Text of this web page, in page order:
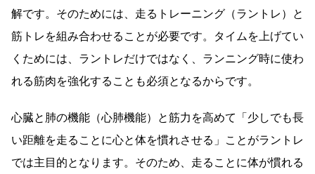
解です。そのためには、走るトレーニング（ラントレ）と
筋トレを組み合わせることが必要です。タイムを上げてい
くためには、ラントレだけではなく、ランニング時に使わ
れる筋肉を強化することも必須となるからです。
心臓と肺の機能（心肺機能）と筋力を高めて「少しでも長
い距離を走ることに心と体を慣れさせる」ことがラントレ
では主目的となります。そのため、走ることに体が慣れる